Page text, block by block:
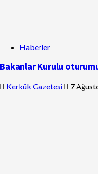
Haberler
Bakanlar Kurulu
Kerkük Gazetesi 7